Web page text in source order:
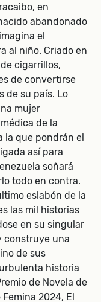
en
abandonado
el
al niño. Criado en
cigarrillos,
de convertirse
de su país. Lo
mujer
de la
la que pondrán el
así para
soñará
todo en contra.
eslabón de la
las mil historias
en su singular
construye una
de sus
historia
de Novela de
2024, El